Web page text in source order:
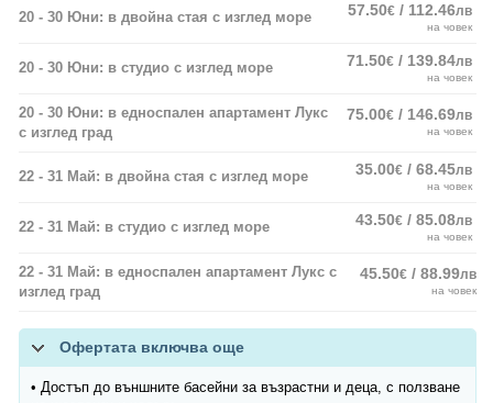
20 - 30 Юни: в двойна стая с изглед море 57.50€ / 112.46лв
на човек
20 - 30 Юни: в студио с изглед море 71.50€ / 139.84лв
на човек
20 - 30 Юни: в едноспален апартамент Лукс
с изглед град
75.00€ / 146.69лв
на човек
22 - 31 Май: в двойна стая с изглед море 35.00€ / 68.45лв
на човек
22 - 31 Май: в студио с изглед море 43.50€ / 85.08лв
на човек
22 - 31 Май: в едноспален апартамент Лукс с
изглед град
45.50€ / 88.99лв
на човек
Офертата включва още
• Достъп до външните басейни за възрастни и деца, с ползване